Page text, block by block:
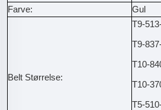
Farve:
Gul
Belt Størrelse:
T9-
T9-
T10-
T10-
T5-